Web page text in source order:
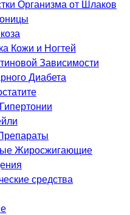
Организма от Шлаков
Кожи и Ногтей
Зависимости
Диабета
Жиросжигающие
средства